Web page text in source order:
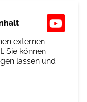
externen
Sie können
lassen und